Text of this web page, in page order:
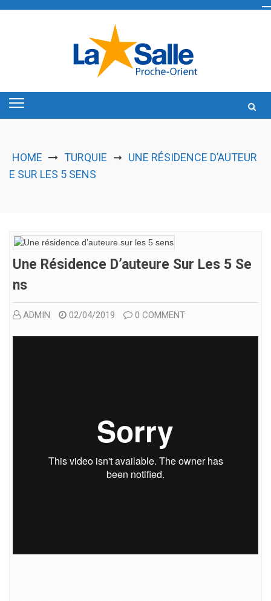
HOME TURQUIE ➞ UNE RÉSIDENCE D’AUTEUR
E SUR LES 5 SENS
Une Résidence D’auteure Sur Les 5 Se
Ns
ADMIN 02/04/2019 0 COMMENT